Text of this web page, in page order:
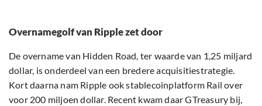
Overnamegolf van Ripple zet door
De overname van Hidden Road, ter waarde van 1,25 miljard
dollar, is onderdeel van een bredere acquisitiestrategie.
Kort daarna nam Ripple ook stablecoinplatform Rail over
voor 200 miljoen dollar. Recent kwam daar GTreasury bij,